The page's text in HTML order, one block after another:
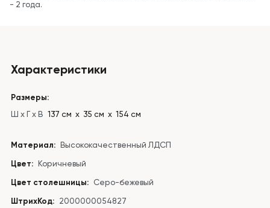
- 2 года.
Характеристики
Размеры:
Ш x Г x В 137 см х 35 см х 154 см
Материал: Высококачественный ЛДСП
Цвет: Коричневый
Цвет столешницы: Серо-бежевый
ШтрихКод: 2000000054827